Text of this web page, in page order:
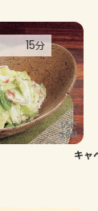
15分
キャ